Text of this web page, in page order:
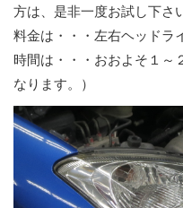
方は、是非一度お試し下さ
料金は・・・左右ヘッド
時間は・・・おおよそ１～
なります。）